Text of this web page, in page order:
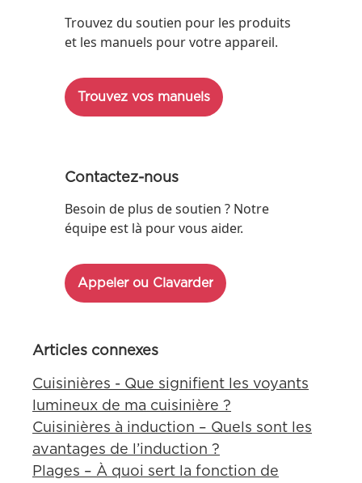
Trouvez du soutien pour les produits
et les manuels pour votre appareil.
Trouvez vos manuels
Contactez-nous
Besoin de plus de soutien ? Notre
équipe est là pour vous aider.
Appeler ou Clavarder
Articles connexes
Cuisinières - Que signifient les voyants
lumineux de ma cuisinière ?
Cuisinières à induction – Quels sont les
avantages de l’induction ?
Plages – À quoi sert la fonction de